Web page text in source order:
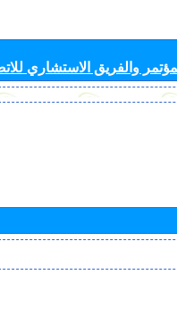
والفريق الاستشاري